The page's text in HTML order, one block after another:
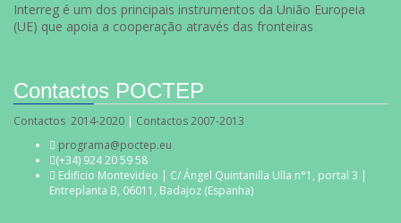
Interreg é um dos principais instrumentos da União Europeia
(UE) que apoia a cooperação através das fronteiras
Contactos POCTEP
Contactos 2014-2020 | Contactos 2007-2013
programa@poctep.eu
(+34) 924 20 59 58
Edificio Montevideo | C/ Ángel Quintanilla Ulla n°1, portal 3 |
Entreplanta B, 06011, Badajoz (Espanha)